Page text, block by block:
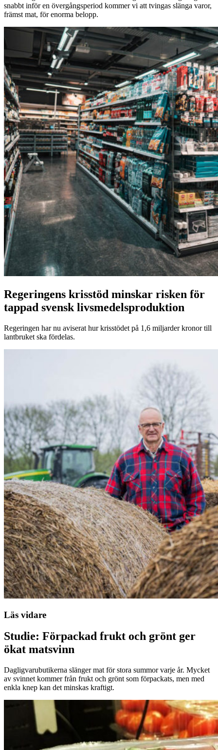
snabbt inför en övergångsperiod kommer vi att tvingas slänga varor,
främst mat, för enorma belopp.
Regeringens krisstöd minskar risken för
tappad svensk livsmedelsproduktion
Regeringen har nu aviserat hur krisstödet på 1,6 miljarder kronor till
lantbruket ska fördelas.
Läs vidare
Studie: Förpackad frukt och grönt ger
ökat matsvinn
Dagligvarubutikerna slänger mat för stora summor varje år. Mycket
av svinnet kommer från frukt och grönt som förpackats, men med
enkla knep kan det minskas kraftigt.